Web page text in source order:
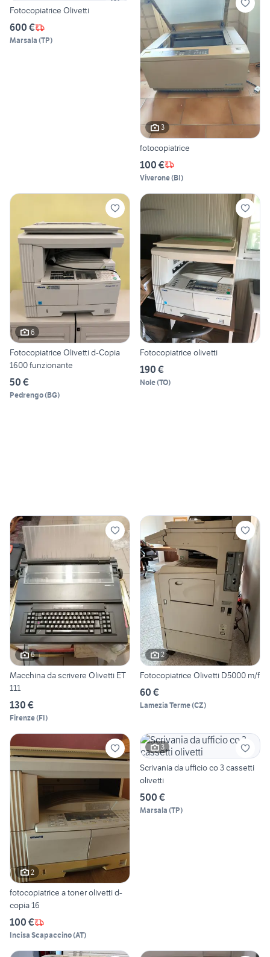
Fotocopiatrice Olivetti
600 €
Marsala (TP)
3
fotocopiatrice
100 €
Viverone(BI)
6
Fotocopiatrice Olivetti d-Copia
1600 funzionante
50 €
Pedrengo(BG)
Fotocopiatrice olivetti
190 €
Nole(TO)
6
Macchina da scrivere Olivetti ET
111
130 €
Firenze(FI)
2
Fotocopiatrice Olivetti D5000 m/f
60 €
Lamezia Terme(CZ)
2
fotocopiatrice a toner olivetti d-
copia 16
100 €
Incisa Scapaccino(AT)
3
Scrivania da ufficio co 3 cassetti
olivetti
500 €
Marsala (TP)